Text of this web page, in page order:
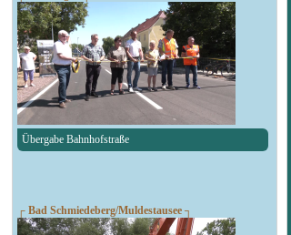
Übergabe Bahnhofstraße
┌ Bad Schmiedeberg/Muldestausee ┐